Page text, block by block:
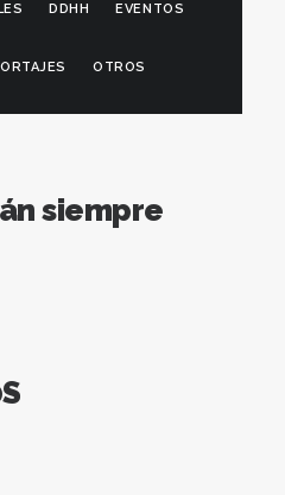
DDHH EVENTOS
OTROS
siempre